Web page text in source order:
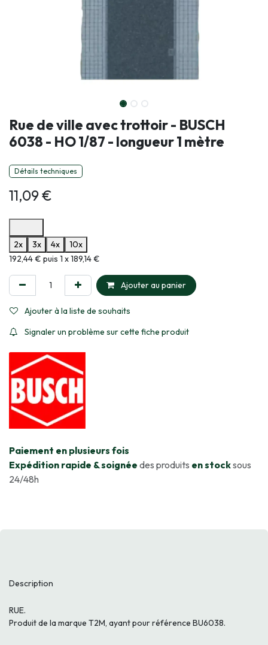
Rue de ville avec trottoir - BUSCH
6038 - HO 1/87 - longueur 1 mètre
Détails techniques
11,09€
2x
3x 4x
10x
Informations sur le plan de paiement sélectionné
192,44 € puis 1 x 189,14 €
Ajouter au panier
Ajouter à la liste de souhaits
Signaler un problème sur cette fiche produit
​Paiement en plusieurs fois
Expédition rapide & soignée des produits en stocksous
24/48h
Description
RUE.
Produit de la marque T2M, ayant pour référence BU6038.